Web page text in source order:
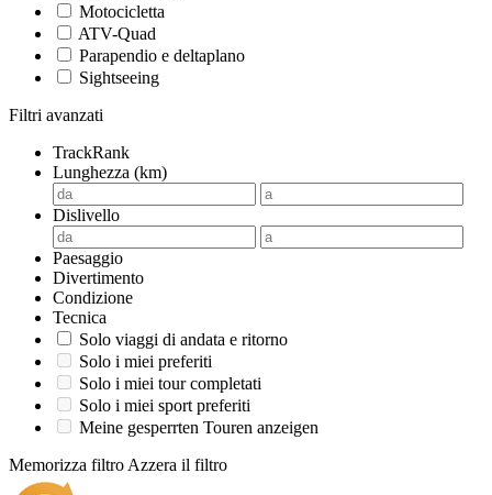
Motocicletta
ATV-Quad
Parapendio e deltaplano
Sightseeing
Filtri avanzati
TrackRank
Lunghezza (km)
Dislivello
Paesaggio
Divertimento
Condizione
Tecnica
Solo viaggi di andata e ritorno
Solo i miei preferiti
Solo i miei tour completati
Solo i miei sport preferiti
Meine gesperrten Touren anzeigen
Memorizza filtro Azzera il filtro